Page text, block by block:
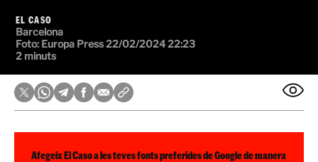
EL CASO
Barcelona
Foto: Europa Press22/02/2024 22:23
2 minuts
Afegeix El Caso a les teves fonts preferides de Google de manera